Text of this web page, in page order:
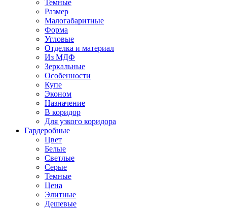
Темные
Размер
Малогабаритные
Форма
Угловые
Отделка и материал
Из МДФ
Зеркальные
Особенности
Купе
Эконом
Назначение
В коридор
Для узкого коридора
Гардеробные
Цвет
Белые
Светлые
Серые
Темные
Цена
Элитные
Дешевые